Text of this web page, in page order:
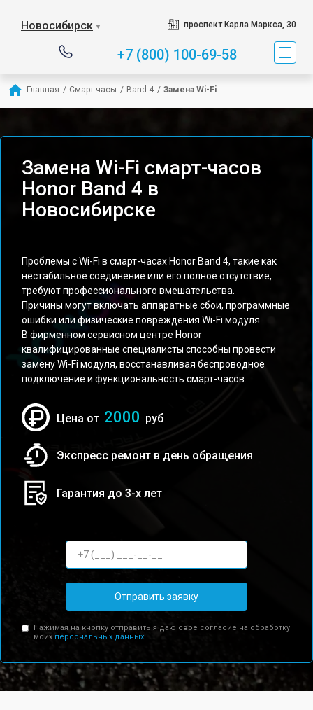
Новосибирск ▼ проспект Карла Маркса, 30
+7 (800) 100-69-58
Главная / Смарт-часы / Band 4 / Замена Wi-Fi
Замена Wi-Fi смарт-часов
Honor Band 4 в
Новосибирске
Проблемы с Wi-Fi в смарт-часах Honor Band 4, такие как
нестабильное соединение или его полное отсутствие,
требуют профессионального вмешательства.
Причины могут включать аппаратные сбои, программные
ошибки или физические повреждения Wi-Fi модуля.
В фирменном сервисном центре Honor
квалифицированные специалисты способны провести
замену Wi-Fi модуля, восстанавливая беспроводное
подключение и функциональность смарт-часов.
Цена от 2000 руб
Экспресс ремонт в день обращения
Гарантия до 3-х лет
Отправить заявку
Нажимая на кнопку отправить я даю свое согласие на обработку
моих персональных данных.